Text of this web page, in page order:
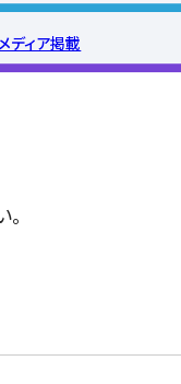
メディア掲載